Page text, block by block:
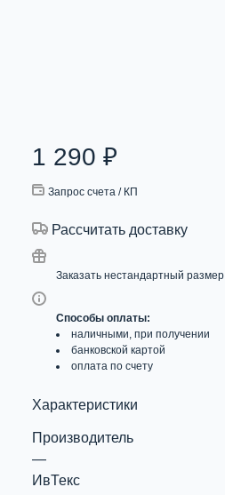
1 290 ₽
Запрос счета / КП
Рассчитать доставку
Заказать нестандартный размер
Способы оплаты:
наличными, при получении
банковской картой
оплата по счету
Характеристики
Производитель
—
ИвТекс